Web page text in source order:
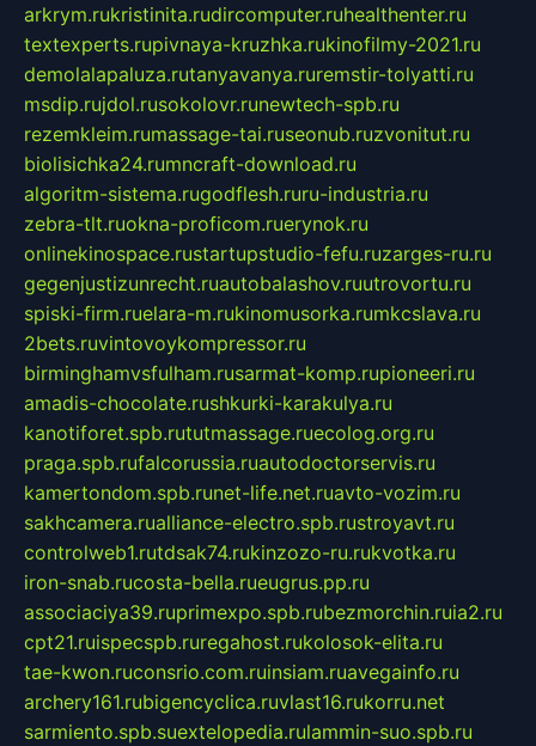
arkrym.rukristinita.rudircomputer.ruhealthenter.ru
textexperts.rupivnaya-kruzhka.rukinofilmy-2021.ru
demolalapaluza.rutanyavanya.ruremstir-tolyatti.ru
msdip.rujdol.rusokolovr.runewtech-spb.ru
rezemkleim.rumassage-tai.ruseonub.ruzvonitut.ru
biolisichka24.rumncraft-download.ru
algoritm-sistema.rugodflesh.ruru-industria.ru
zebra-tlt.ruokna-proficom.ruerynok.ru
onlinekinospace.rustartupstudio-fefu.ruzarges-ru.ru
gegenjustizunrecht.ruautobalashov.ruutrovortu.ru
spiski-firm.ruelara-m.rukinomusorka.rumkcslava.ru
2bets.ruvintovoykompressor.ru
birminghamvsfulham.rusarmat-komp.rupioneeri.ru
amadis-chocolate.rushkurki-karakulya.ru
kanotiforet.spb.rututmassage.ruecolog.org.ru
praga.spb.rufalcorussia.ruautodoctorservis.ru
kamertondom.spb.runet-life.net.ruavto-vozim.ru
sakhcamera.rualliance-electro.spb.rustroyavt.ru
controlweb1.rutdsak74.rukinzozo-ru.rukvotka.ru
iron-snab.rucosta-bella.rueugrus.pp.ru
associaciya39.ruprimexpo.spb.rubezmorchin.ruia2.ru
cpt21.ruispecspb.ruregahost.rukolosok-elita.ru
tae-kwon.ruconsrio.com.ruinsiam.ruavegainfo.ru
archery161.rubigencyclica.ruvlast16.rukorru.net
sarmiento.spb.suextelopedia.rulammin-suo.spb.ru